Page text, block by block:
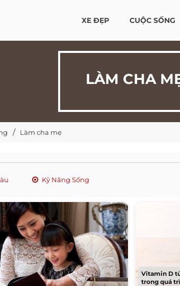
XE ĐẸP CUỘC SỐNG
LÀM CHA
Làm cha mẹ
Kỹ Năng Sống
Vitamin D
trong quá